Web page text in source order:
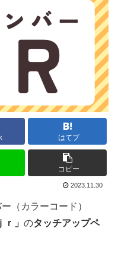
はてブ
コピー
2023.11.30
（カラーコード）
」 のタッチアップペ